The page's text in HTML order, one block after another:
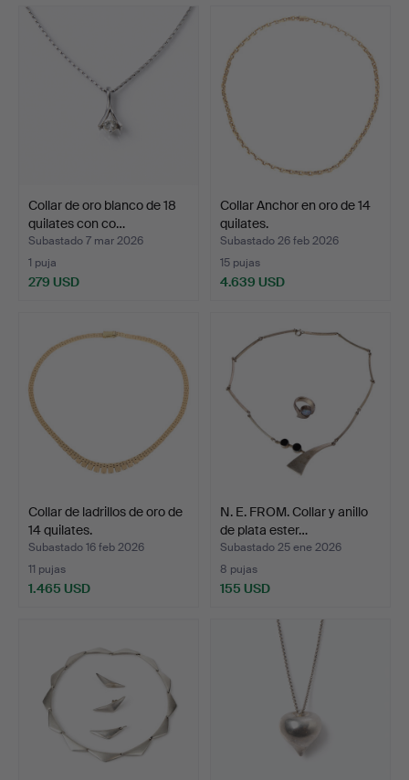
Collar de oro blanco de 18
quilates con co…
Subastado 7 mar 2026
1 puja
279 USD
Collar Anchor en oro de 14
quilates.
Subastado 26 feb 2026
15 pujas
4.639 USD
Collar de ladrillos de oro de
14 quilates.
Subastado 16 feb 2026
11 pujas
1.465 USD
N. E. FROM. Collar y anillo
de plata ester…
Subastado 25 ene 2026
8 pujas
155 USD